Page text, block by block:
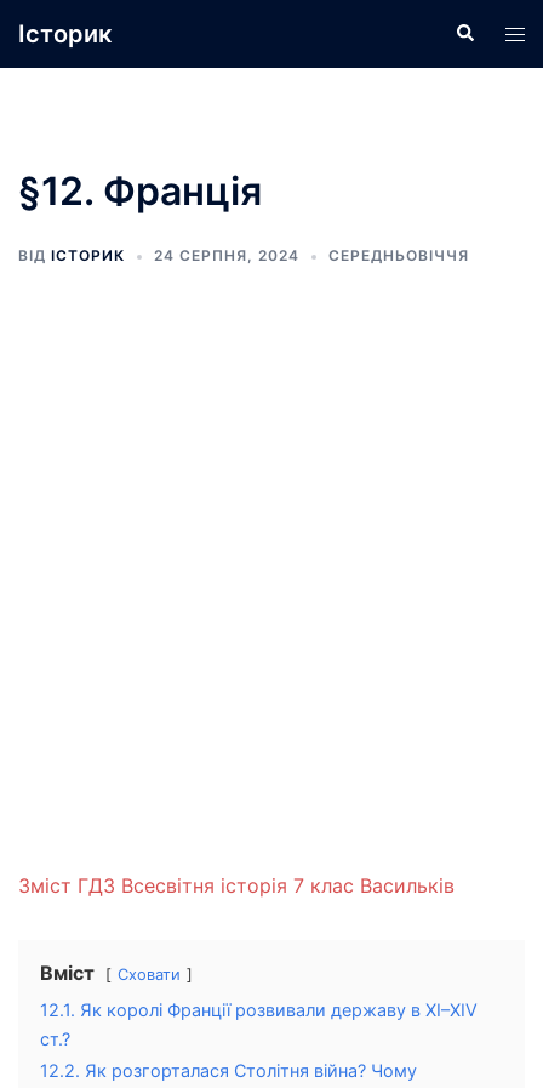
доІсторик Пошук
§12. Франція
ВІД ІСТОРИК 24 СЕРПНЯ, 2024 СЕРЕДНЬОВІЧЧЯ
Зміст ГДЗ Всесвітня історія 7 клас Васильків
Вміст Сховати
12.1. Як королі Франції розвивали державу в ХІ–ХІV
ст.?
12.2. Як розгорталася Столітня війна? Чому